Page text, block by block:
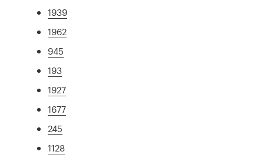
1939
1962
945
193
1927
1677
245
1128